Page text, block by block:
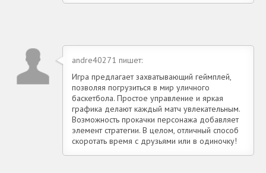
andre40271 пишет:
Игра предлагает захватывающий геймплей,
позволяя погрузиться в мир уличного
баскетбола. Простое управление и яркая
графика делают каждый матч увлекательным.
Возможность прокачки персонажа добавляет
элемент стратегии. В целом, отличный способ
скоротать время с друзьями или в одиночку!